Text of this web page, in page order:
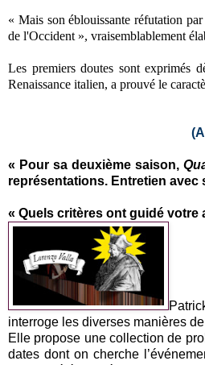
« Mais son éblouissante réfutation
de l'Occident », vraisemblablement
Les premiers doutes sont exprimés
Renaissance italien, a prouvé le
« Pour sa deuxième saison,
représentations. Entretien
« Quels critères ont guidé
interroge les diverses manières
Elle propose une collection de
dates dont on cherche